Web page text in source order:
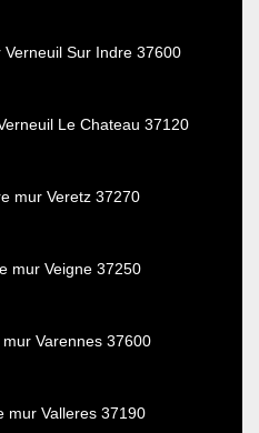
Sur Indre 37600
Le Chateau 37120
mur Veretz 37270
mur Veigne 37250
Varennes 37600
mur Valleres 37190